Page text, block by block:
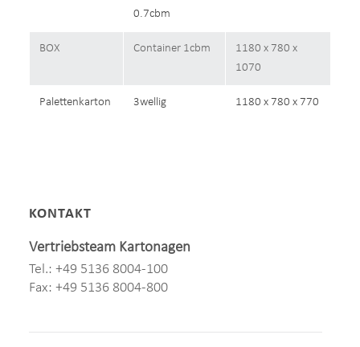
0.7cbm
BOX Container 1cbm
1180 x 780 x
1070
Palettenkarton 3wellig 1180 x 780 x 770
KONTAKT
Vertriebsteam Kartonagen
Tel.: +49 5136 8004-100
Fax: +49 5136 8004-800